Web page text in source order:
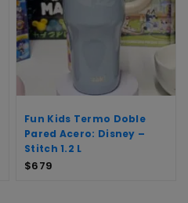
Fun Kids Termo Doble
Pared Acero: Disney –
Stitch 1.2 L
$679